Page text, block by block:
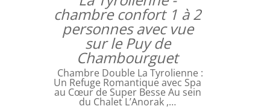
chambre confort 1 à 2
personnes avec vue
sur le Puy de
Chambourguet
Chambre Double La Tyrolienne :
Un Refuge Romantique avec Spa
au Cœur de Super Besse Au sein
du Chalet L’Anorak ,…